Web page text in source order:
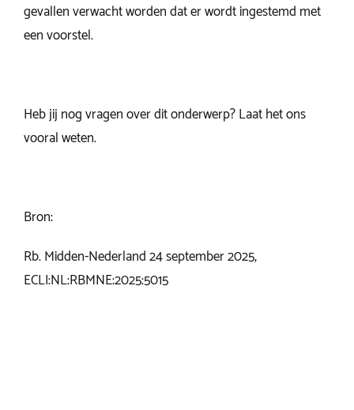
gevallen verwacht worden dat er wordt ingestemd met
een voorstel.
Heb jij nog vragen over dit onderwerp? Laat het ons
vooral weten.
Bron:
Rb. Midden-Nederland 24 september 2025,
ECLI:NL:RBMNE:2025:5015